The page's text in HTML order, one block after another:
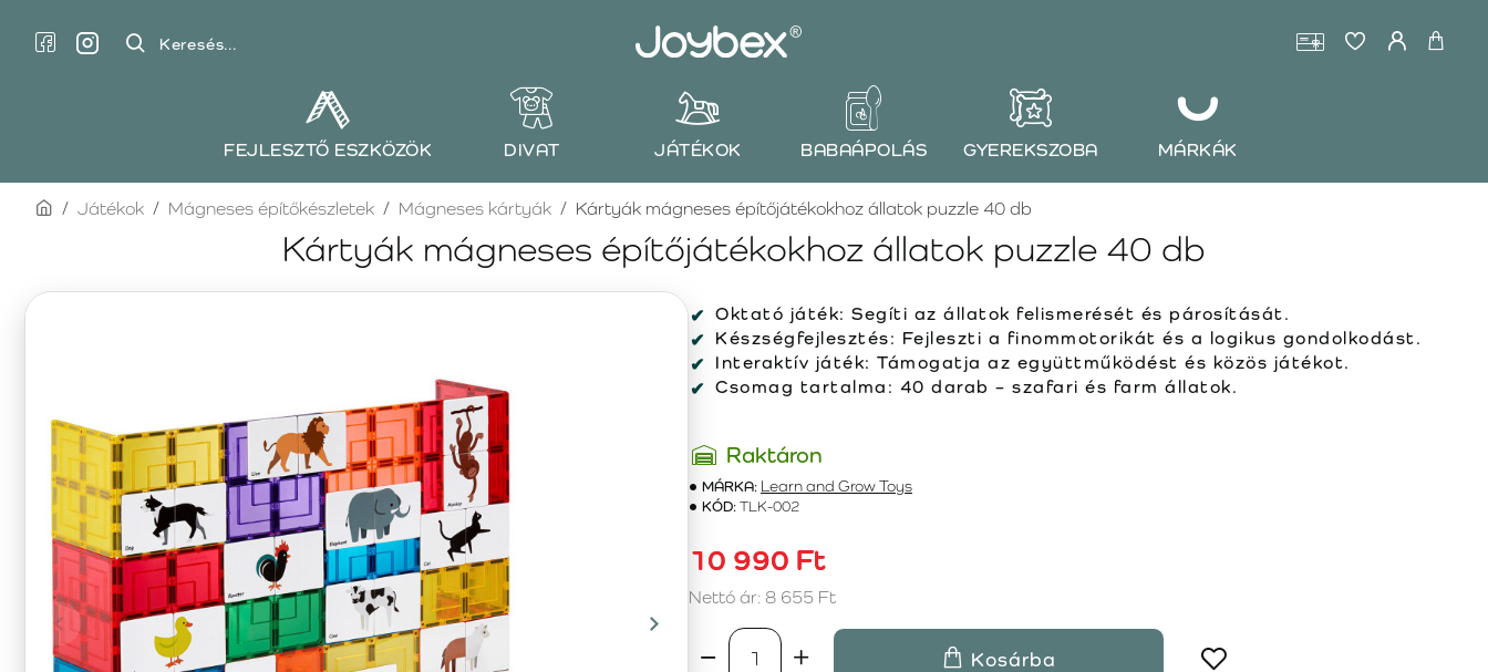
Keresés...
FEJLESZTŐ ESZKÖZÖK DIVAT JÁTÉKOK BABAÁPOLÁS GYEREKSZOBA MÁRKÁK
Kártyák mágneses építőjátékokhoz állatok puzzle 40 db
homeJátékok Mágneses építőkészletek Mágneses kártyák Kártyák mágneses építőjátékokhoz állatok puzzle 40 db
Oktató játék: Segíti az állatok felismerését és párosítását.
Készségfejlesztés: Fejleszti a finommotorikát és a logikus gondolkodást.
Interaktív játék: Támogatja az együttműködést és közös játékot.
Csomag tartalma: 40 darab – szafari és farm állatok.
Raktáron
MÁRKA: Learn and Grow Toys
KÓD:TLK-002
10 990 Ft
Nettó ár: 8 655 Ft
Kosárba